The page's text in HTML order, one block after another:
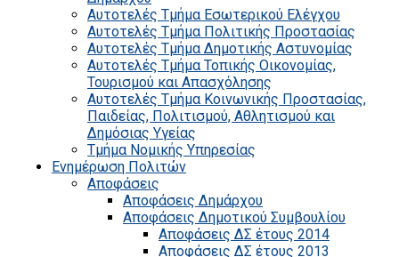
Αυτοτελές Τμήμα Εσωτερικού Ελέγχου
Αυτοτελές Τμήμα Πολιτικής Προστασίας
Αυτοτελές Τμήμα Δημοτικής Αστυνομίας
Αυτοτελές Τμήμα Τοπικής Οικονομίας,
Τουρισμού και Απασχόλησης
Αυτοτελές Τμήμα Κοινωνικής Προστασίας,
Παιδείας, Πολιτισμού, Αθλητισμού και
Δημόσιας Υγείας
Τμήμα Νομικής Υπηρεσίας
Ενημέρωση Πολιτών
Αποφάσεις
Αποφάσεις Δημάρχου
Αποφάσεις Δημοτικού Συμβουλίου
Αποφάσεις ΔΣ έτους 2014
Αποφάσεις ΔΣ έτους 2013